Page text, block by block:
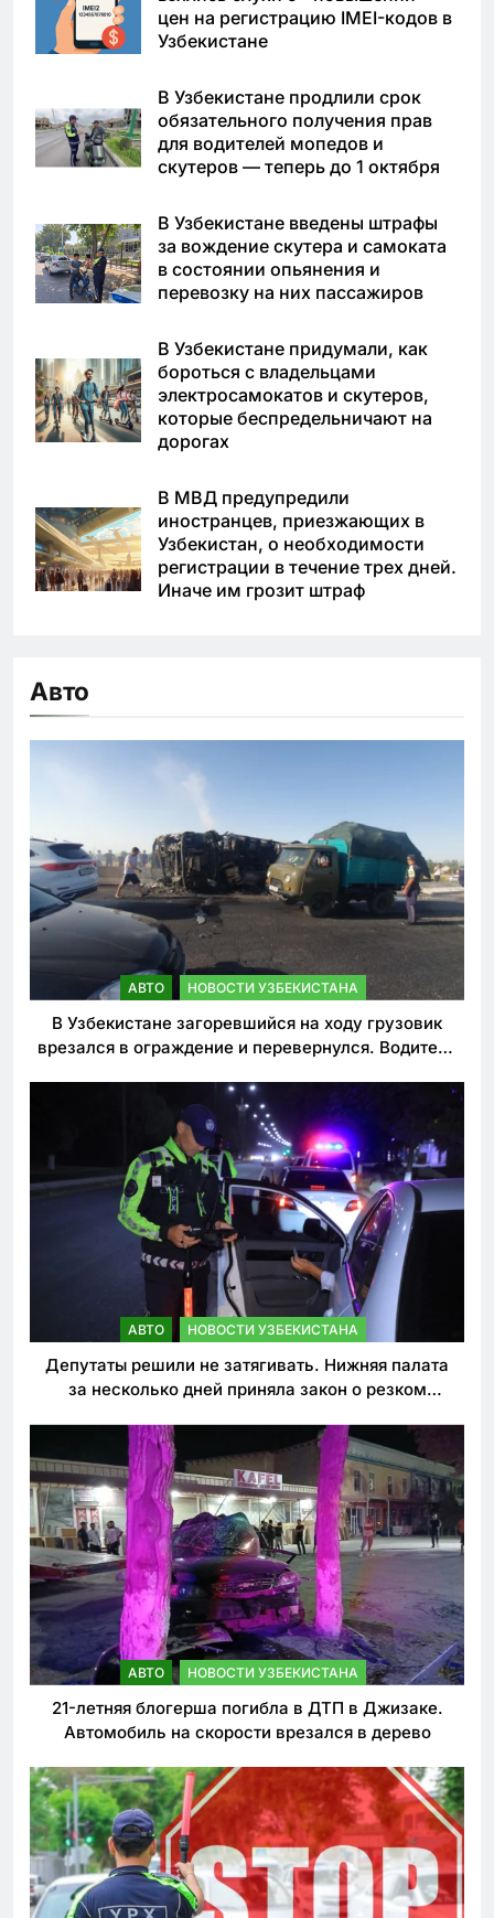
цен на регистрацию IMEI-кодов в
Узбекистане
В Узбекистане продлили срок
обязательного получения прав
для водителей мопедов и
скутеров — теперь до 1 октября
В Узбекистане введены штрафы
за вождение скутера и самоката
в состоянии опьянения и
перевозку на них пассажиров
В Узбекистане придумали, как
бороться с владельцами
электросамокатов и скутеров,
которые беспредельничают на
дорогах
В МВД предупредили
иностранцев, приезжающих в
Узбекистан, о необходимости
регистрации в течение трех дней.
Иначе им грозит штраф
Авто
АВТО НОВОСТИ УЗБЕКИСТАНА
В Узбекистане загоревшийся на ходу грузовик
врезался в ограждение и перевернулся. Водитель
АВТО НОВОСТИ УЗБЕКИСТАНА
Депутаты решили не затягивать. Нижняя палата
за несколько дней приняла закон о резком
АВТО НОВОСТИ УЗБЕКИСТАНА
21-летняя блогерша погибла в ДТП в Джизаке.
Автомобиль на скорости врезался в дерево